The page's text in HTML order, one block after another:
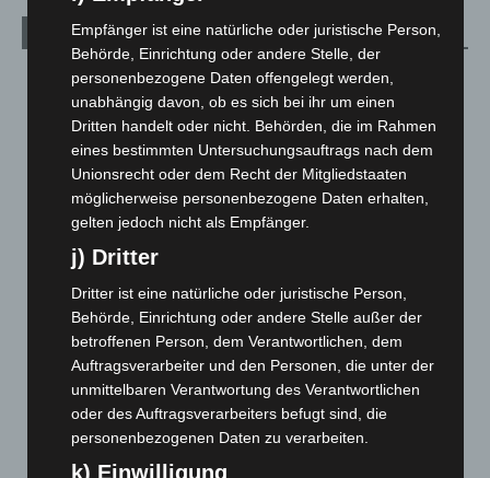
Archiv
August 2026(9)
Juli 2026(73)
Juni 2026(139)
Mai 2026(99)
April 2026
(99)
März 2026
(115)
Januar 2026(122)
Dezember 2025 (103)
November 2025(114)
Oktober 2025 (112)
September 2025(93)
Empfänger ist eine natürliche oder juristische Person,
Behörde, Einrichtung oder andere Stelle, der
personenbezogene Daten offengelegt werden,
unabhängig davon, ob es sich bei ihr um einen
Dritten handelt oder nicht. Behörden, die im Rahmen
eines bestimmten Untersuchungsauftrags nach dem
Unionsrecht oder dem Recht der Mitgliedstaaten
möglicherweise personenbezogene Daten erhalten,
gelten jedoch nicht als Empfänger.
j) Dritter
Dritter ist eine natürliche oder juristische Person,
Behörde, Einrichtung oder andere Stelle außer der
betroffenen Person, dem Verantwortlichen, dem
Auftragsverarbeiter und den Personen, die unter der
unmittelbaren Verantwortung des Verantwortlichen
oder des Auftragsverarbeiters befugt sind, die
personenbezogenen Daten zu verarbeiten.
k) Einwilligung